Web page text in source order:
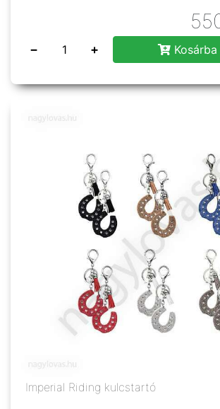
− +
Imperial Riding kulcstartó